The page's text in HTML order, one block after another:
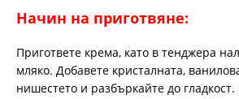
Начин на приготвяне:
Пригответе крема, като в тенджера
мляко. Добавете кристалната,
нишестето и разбъркайте до